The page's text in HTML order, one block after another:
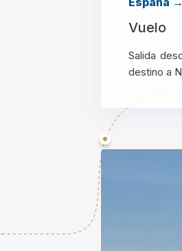
Vuelo
Salida
destino a